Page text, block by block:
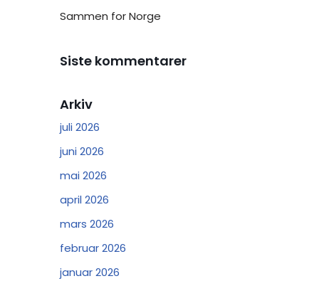
Sammen for Norge
Siste kommentarer
Arkiv
juli 2026
juni 2026
mai 2026
april 2026
mars 2026
februar 2026
januar 2026